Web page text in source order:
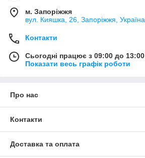
м. Запоріжжя
вул. Кияшка, 26, Запоріжжя, Україна
Контакти
Сьогодні працює з 09:00 до 13:00
Показати весь графік роботи
Про нас
Контакти
Доставка та оплата